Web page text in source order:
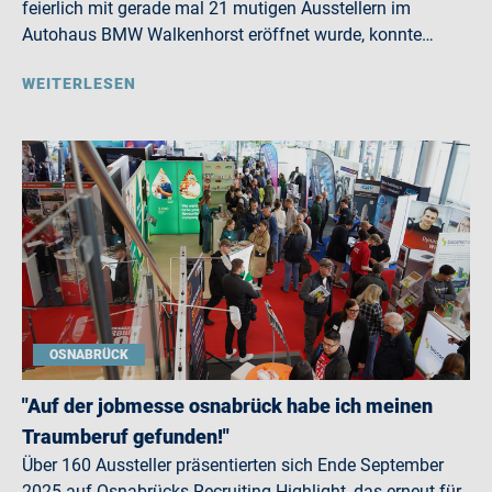
feierlich mit gerade mal 21 mutigen Ausstellern im
Autohaus BMW Walkenhorst eröffnet wurde, konnte…
WEITERLESEN
OSNABRÜCK
"Auf der jobmesse osnabrück habe ich meinen
Traumberuf gefunden!"
Über 160 Aussteller präsentierten sich Ende September